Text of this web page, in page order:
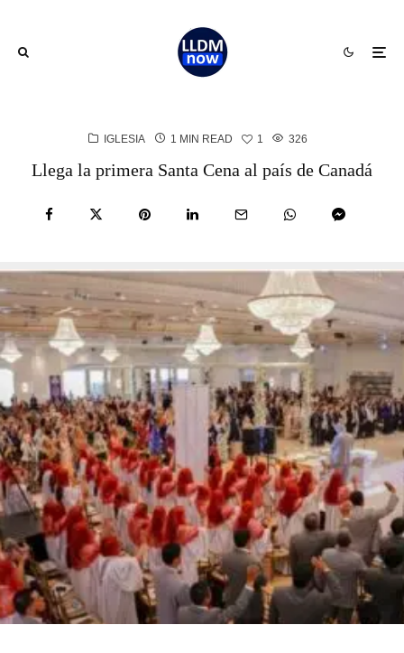
IGLESIA 1 MIN READ 1 326
Llega la primera Santa Cena al país de Canadá